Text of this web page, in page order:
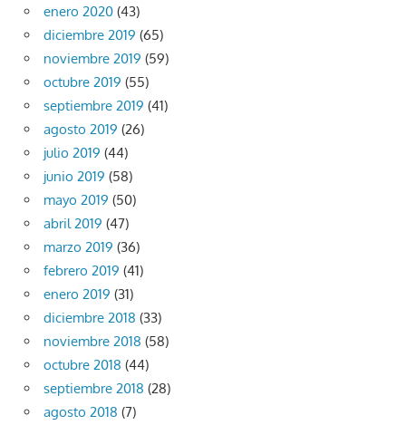
enero 2020 (43)
diciembre 2019 (65)
noviembre 2019 (59)
octubre 2019 (55)
septiembre 2019 (41)
agosto 2019 (26)
julio 2019 (44)
junio 2019 (58)
mayo 2019 (50)
abril 2019 (47)
marzo 2019 (36)
febrero 2019 (41)
enero 2019 (31)
diciembre 2018 (33)
noviembre 2018 (58)
octubre 2018 (44)
septiembre 2018 (28)
agosto 2018 (7)